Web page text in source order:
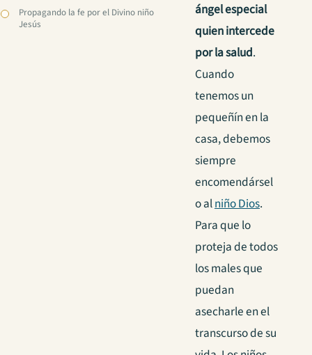
Propagando la fe por el Divino niño
Jesús
ángel especial
quien intercede
por la salud.
Cuando
tenemos un
pequeñín en la
casa, debemos
siempre
encomendársel
o alniño Dios.
Para que lo
proteja de todos
los males que
puedan
asecharle en el
transcurso de su